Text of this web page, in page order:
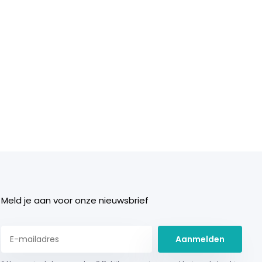
Meld je aan voor onze nieuwsbrief
Aanmelden